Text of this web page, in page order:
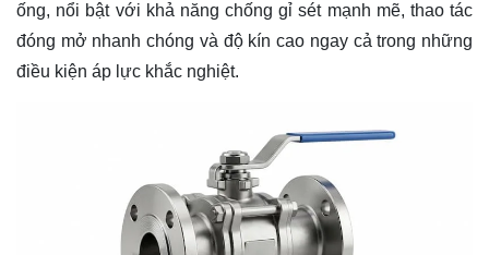
ống, nổi bật với khả năng chống gỉ sét mạnh mẽ, thao tác
đóng mở nhanh chóng và độ kín cao ngay cả trong những
điều kiện áp lực khắc nghiệt.